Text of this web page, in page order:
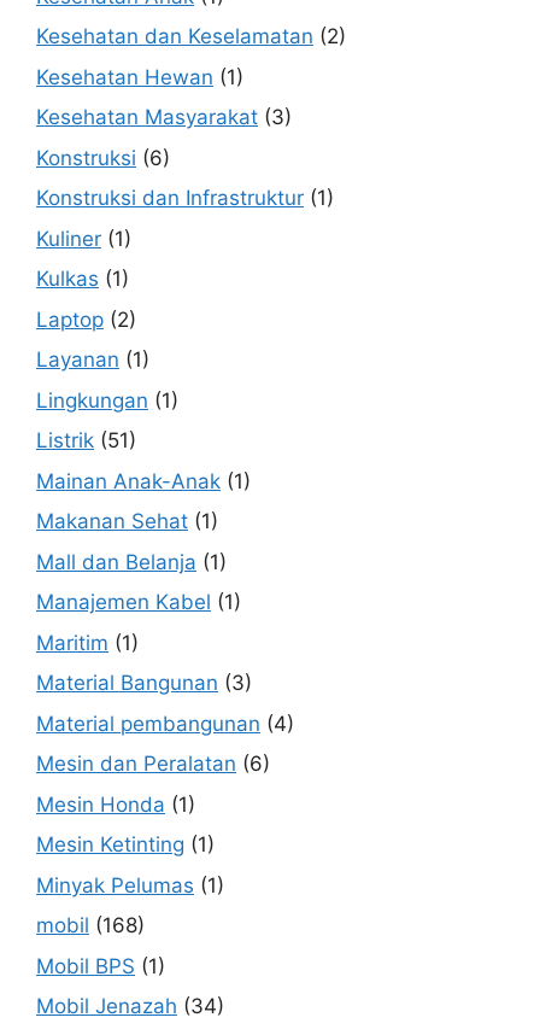
Kesehatan dan Keselamatan (2)
Kesehatan Hewan (1)
Kesehatan Masyarakat (3)
Konstruksi (6)
Konstruksi dan Infrastruktur (1)
Kuliner (1)
Kulkas (1)
Laptop (2)
Layanan (1)
Lingkungan (1)
Listrik (51)
Mainan Anak-Anak (1)
Makanan Sehat (1)
Mall dan Belanja (1)
Manajemen Kabel (1)
Maritim (1)
Material Bangunan (3)
Material pembangunan (4)
Mesin dan Peralatan (6)
Mesin Honda (1)
Mesin Ketinting (1)
Minyak Pelumas (1)
mobil (168)
Mobil BPS (1)
Mobil Jenazah (34)